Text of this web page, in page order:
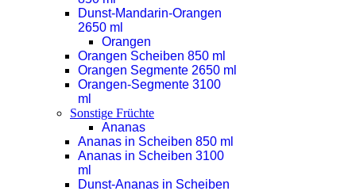
Dunst-Mandarin-Orangen
2650 ml
Orangen
Orangen Scheiben 850 ml
Orangen Segmente 2650 ml
Orangen-Segmente 3100
ml
Sonstige Früchte
Ananas
Ananas in Scheiben 850 ml
Ananas in Scheiben 3100
ml
Dunst-Ananas in Scheiben